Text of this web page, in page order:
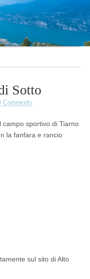
Sotto
Comments
campo sportivo di Tiarno
la fanfara e rancio
sul sito di Alto